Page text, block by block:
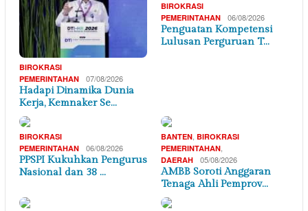
BIROKRASI
PEMERINTAHAN
07/08/2026
Hadapi Dinamika Dunia
Kerja, Kemnaker Se…
BIROKRASI
PEMERINTAHAN
06/08/2026
Penguatan Kompetensi
Lulusan Perguruan T…
BIROKRASI
PEMERINTAHAN
06/08/2026
PPSPI Kukuhkan Pengurus
Nasional dan 38 …
BANTEN BIROKRASI
PEMERINTAHAN
DAERAH 05/08/2026
AMBB Soroti Anggaran
Tenaga Ahli Pemprov…